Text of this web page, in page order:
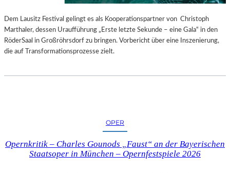
U
S
S
T
R
I
Dem Lausitz Festival gelingt es als Kooperationspartner von Christoph
Marthaler, dessen Uraufführung „Erste letzte Sekunde – eine Gala“ in den
RöderSaal in Großröhrsdorf zu bringen. Vorbericht über eine Inszenierung,
die auf Transformationsprozesse zielt.
OPER
Opernkritik – Charles Gounods „Faust“ an der Bayerischen
Staatsoper in München – Opernfestspiele 2026